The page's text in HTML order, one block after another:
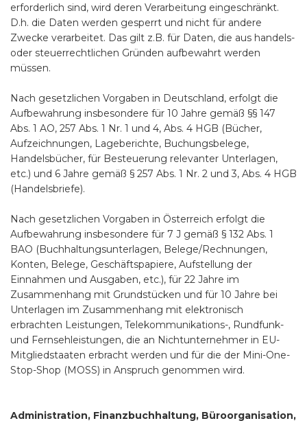
erforderlich sind, wird deren Verarbeitung eingeschränkt.
D.h. die Daten werden gesperrt und nicht für andere
Zwecke verarbeitet. Das gilt z.B. für Daten, die aus handels-
oder steuerrechtlichen Gründen aufbewahrt werden
müssen.
Nach gesetzlichen Vorgaben in Deutschland, erfolgt die
Aufbewahrung insbesondere für 10 Jahre gemäß §§ 147
Abs. 1 AO, 257 Abs. 1 Nr. 1 und 4, Abs. 4 HGB (Bücher,
Aufzeichnungen, Lageberichte, Buchungsbelege,
Handelsbücher, für Besteuerung relevanter Unterlagen,
etc.) und 6 Jahre gemäß § 257 Abs. 1 Nr. 2 und 3, Abs. 4 HGB
(Handelsbriefe).
Nach gesetzlichen Vorgaben in Österreich erfolgt die
Aufbewahrung insbesondere für 7 J gemäß § 132 Abs. 1
BAO (Buchhaltungsunterlagen, Belege/Rechnungen,
Konten, Belege, Geschäftspapiere, Aufstellung der
Einnahmen und Ausgaben, etc.), für 22 Jahre im
Zusammenhang mit Grundstücken und für 10 Jahre bei
Unterlagen im Zusammenhang mit elektronisch
erbrachten Leistungen, Telekommunikations-, Rundfunk-
und Fernsehleistungen, die an Nichtunternehmer in EU-
Mitgliedstaaten erbracht werden und für die der Mini-One-
Stop-Shop (MOSS) in Anspruch genommen wird.
Administration, Finanzbuchhaltung, Büroorganisation,